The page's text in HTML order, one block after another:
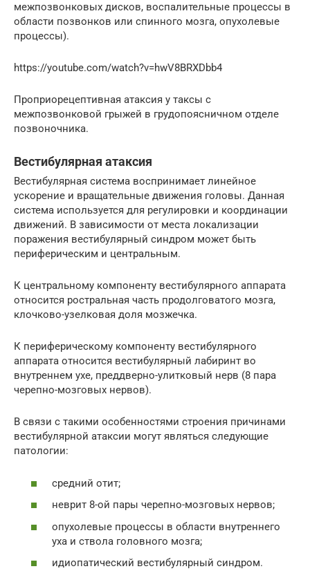
межпозвонковых дисков, воспалительные процессы в
области позвонков или спинного мозга, опухолевые
процессы).
https://youtube.com/watch?v=hwV8BRXDbb4
Проприорецептивная атаксия у таксы с
межпозвонковой грыжей в грудопоясничном отделе
позвоночника.
Вестибулярная атаксия
Вестибулярная система воспринимает линейное
ускорение и вращательные движения головы. Данная
система используется для регулировки и координации
движений. В зависимости от места локализации
поражения вестибулярный синдром может быть
периферическим и центральным.
К центральному компоненту вестибулярного аппарата
относится ростральная часть продолговатого мозга,
клочково-узелковая доля мозжечка.
К периферическому компоненту вестибулярного
аппарата относится вестибулярный лабиринт во
внутреннем ухе, преддверно-улитковый нерв (8 пара
черепно-мозговых нервов).
В связи с такими особенностями строения причинами
вестибулярной атаксии могут являться следующие
патологии:
средний отит;
неврит 8-ой пары черепно-мозговых нервов;
опухолевые процессы в области внутреннего
уха и ствола головного мозга;
идиопатический вестибулярный синдром.